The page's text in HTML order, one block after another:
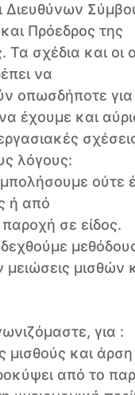
Διευθύνων
Πρόεδρος της
σχέδια και οι
να
οπωσδήποτε
έχουμε και
λόγους:
ούτε
ή από
σε είδος.
μισθών
για :
μισθούς και
από το